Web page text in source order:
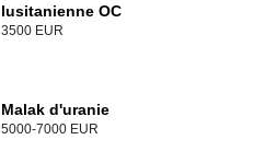
lusitanienne OC
3500 EUR
Malak d'uranie
5000-7000 EUR